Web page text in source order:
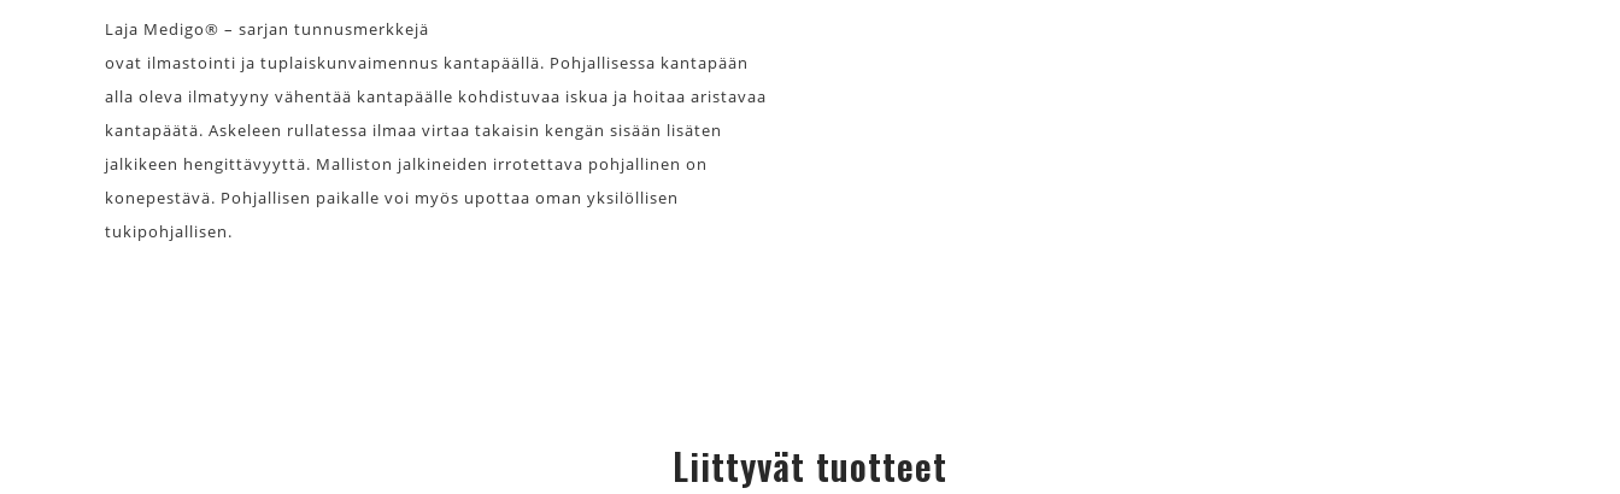
Laja Medigo® – sarjan tunnusmerkkejä
ovat ilmastointi ja tuplaiskunvaimennus kantapäällä. Pohjallisessa kantapään
alla oleva ilmatyyny vähentää kantapäälle kohdistuvaa iskua ja hoitaa aristavaa
kantapäätä. Askeleen rullatessa ilmaa virtaa takaisin kengän sisään lisäten
jalkikeen hengittävyyttä. Malliston jalkineiden irrotettava pohjallinen on
konepestävä. Pohjallisen paikalle voi myös upottaa oman yksilöllisen
tukipohjallisen.
Liittyvät tuotteet